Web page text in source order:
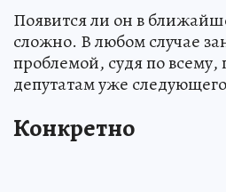
Появится ли он в
сложно. В любом случае
проблемой, судя по всему,
депутатам уже
Конкретно